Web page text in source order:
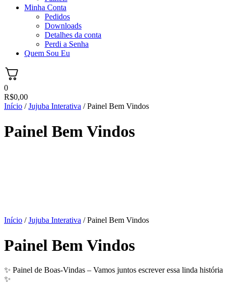
Minha Conta
Pedidos
Downloads
Detalhes da conta
Perdi a Senha
Quem Sou Eu
0
R$0,00
Início /Jujuba Interativa / Painel Bem Vindos
Painel Bem Vindos
Início /Jujuba Interativa / Painel Bem Vindos
Painel Bem Vindos
✨ Painel de Boas-Vindas – Vamos juntos escrever essa linda história
✨